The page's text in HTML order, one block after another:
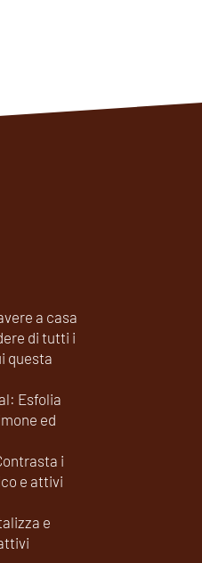
a casa
di tutti i
questa
Esfolia
ed
i
e attivi
e